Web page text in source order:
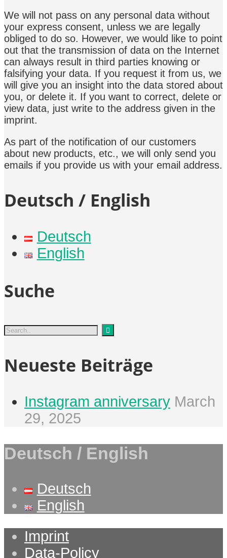
We will not pass on any personal data without
your express consent, unless we are legally
obliged to do so. However, we would like to point
out that the transmission of data on the Internet
can always result in third parties knowing or
falsifying your data. If you request it from us, we
will give you an insight into the data stored about
you, or delete it. If you want to correct, delete or
view data, just write to the address given in the
imprint.
As part of the notification of our customers
about new products, etc., we will only send you
emails if you provide us with your email address.
Deutsch / English
Deutsch
English
Suche
Neueste Beiträge
Instagram anniversary March
29, 2025
Deutsch / English
Deutsch
English
Imprint
Data-Policy